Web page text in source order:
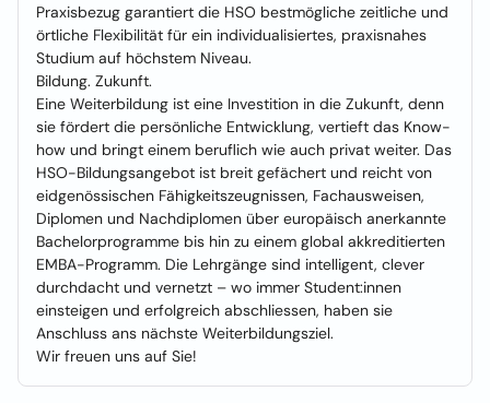
Praxisbezug garantiert die HSO bestmögliche zeitliche und
örtliche Flexibilität für ein individualisiertes, praxisnahes
Studium auf höchstem Niveau.
Bildung. Zukunft.
Eine Weiterbildung ist eine Investition in die Zukunft, denn
sie fördert die persönliche Entwicklung, vertieft das Know-
how und bringt einem beruflich wie auch privat weiter. Das
HSO-Bildungsangebot ist breit gefächert und reicht von
eidgenössischen Fähigkeitszeugnissen, Fachausweisen,
Diplomen und Nachdiplomen über europäisch anerkannte
Bachelorprogramme bis hin zu einem global akkreditierten
EMBA-Programm. Die Lehrgänge sind intelligent, clever
durchdacht und vernetzt – wo immer Student:innen
einsteigen und erfolgreich abschliessen, haben sie
Anschluss ans nächste Weiterbildungsziel.
Wir freuen uns auf Sie!